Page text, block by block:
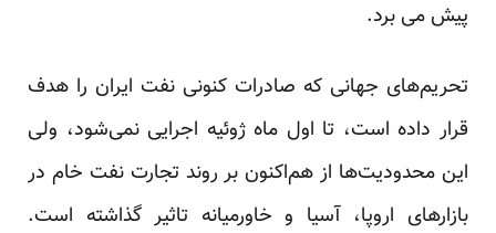
پیش می برد.
تحریم‌های جهانی که صادرات کنونی نفت ایران را هدف
قرار داده است، تا اول ماه ژوئیه اجرایی نمی‌شود، ولی
این محدودیت‌ها از هم‌اکنون بر روند تجارت نفت خام در
بازارهای اروپا، آسیا و خاورمیانه تاثیر گذاشته است.